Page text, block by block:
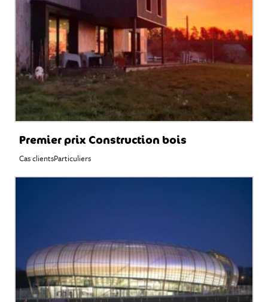
Premier prix Construction bois
Cas clientsParticuliers